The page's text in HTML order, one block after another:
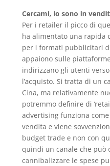
Cercami, io sono in
Per i retailer il picco di
ha alimentato una rapida
per i formati pubblicitari
appaiono sulle
indirizzano gli utenti
l’acquisto. Si tratta di un
Cina, ma relativamente
potremmo definire di
advertising funziona
vendita e viene
budget trade e non con
quindi un canale che può
cannibalizzare le spese